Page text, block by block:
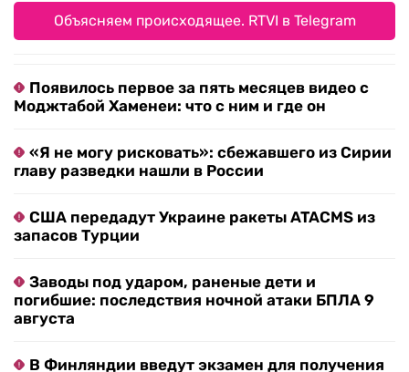
Объясняем происходящее. RTVI в Telegram
Появилось первое за пять месяцев видео с
Моджтабой Хаменеи: что с ним и где он
«Я не могу рисковать»: сбежавшего из Сирии
главу разведки нашли в России
США передадут Украине ракеты ATACMS из
запасов Турции
Заводы под ударом, раненые дети и
погибшие: последствия ночной атаки БПЛА 9
августа
В Финляндии введут экзамен для получения